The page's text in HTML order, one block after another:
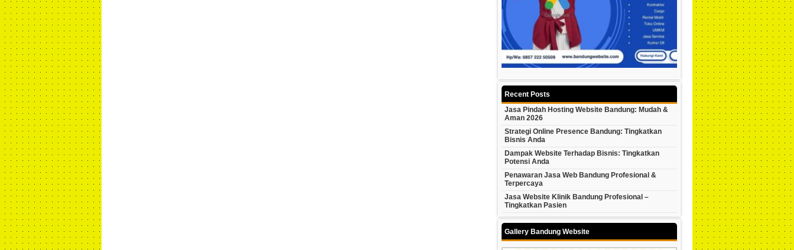
Recent Posts
Jasa Pindah Hosting Website Bandung: Mudah &
Aman 2026
Strategi Online Presence Bandung: Tingkatkan
Bisnis Anda
Dampak Website Terhadap Bisnis: Tingkatkan
Potensi Anda
Penawaran Jasa Web Bandung Profesional &
Terpercaya
Jasa Website Klinik Bandung Profesional –
Tingkatkan Pasien
Gallery Bandung Website